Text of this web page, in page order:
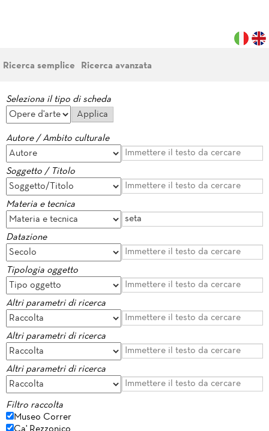
Ricerca semplice Ricerca avanzata
Seleziona il tipo di scheda
Autore / Ambito culturale
Soggetto / Titolo
Materia e tecnica
Datazione
Tipologia oggetto
Altri parametri di ricerca
Altri parametri di ricerca
Altri parametri di ricerca
Filtro raccolta
Museo Correr
Ca' Rezzonico